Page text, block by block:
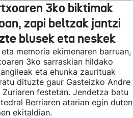
3ko biktimak
zapi beltzak jantzi
blusek eta neskek
memoria ekimenaren barruan,
3ko sarraskian hildako
eta ehunka zaurituak
dituzte gaur Gasteizko Andre
Zuriaren festetan. Jendetza batu
Berriaren atarian egin duten
ekitaldian.